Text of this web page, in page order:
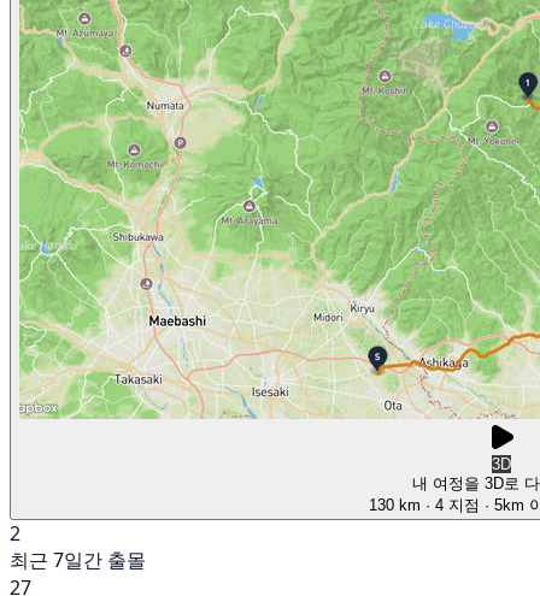
3D
내 여정을 3D로
130 km · 4 지점 · 5km
2
최근 7일간 출몰
27